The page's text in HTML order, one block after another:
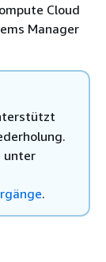
Cloud
Manager
unter
.